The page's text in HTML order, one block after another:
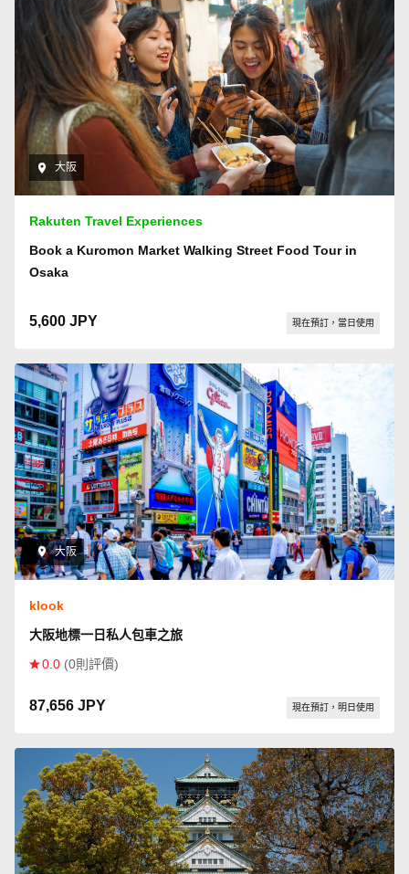
大阪
Rakuten Travel Experiences
Book a Kuromon Market Walking Street Food Tour in
Osaka
5,600 JPY 現在預訂，當日使用
大阪
klook
大阪地標一日私人包車之旅
0.0 (0則評價)
87,656 JPY 現在預訂，明日使用